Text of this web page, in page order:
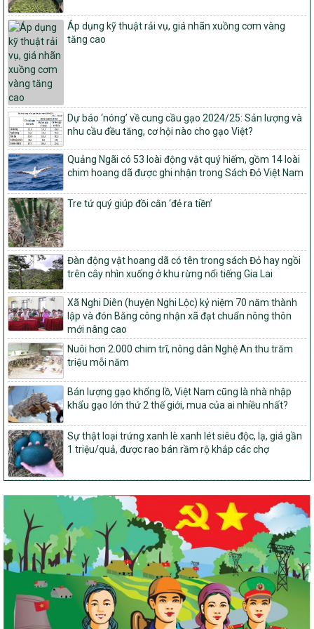
Quy định điều kiện, trình tự, thủ tục, hồ sơ xét, công nhận, công bố
và thu hồi quyết định công nhận xã đạt chuẩn nông thôn mới, xã
đạt nông thôn mới hiện đại và tỉnh, thành phố hoàn thành nhiệm
vụ xây dựng nông thôn mới giai đoạn 2026 – 2030
Quyết định số 16/2026/QĐ-TTg
Quy định nguyên tắc, tiêu chí, định mức phân bổ ngân sách trung
ương và tỉ lệ vốn đối ứng ngân sách của địa phương thực hiện
Chương trình mục tiêu quốc gia xây dựng nông thôn mới, giảm
nghèo bền vững và phát triển kinh tế – xã hội vùng đồng bào dân
tộc thiểu số và miền núi giai đoạn 2026 – 2030
1451/QĐ-UBND
Phê duyệt danh sách các xã thuộc nhóm 1, nhóm 2, nhóm 3
trong xây dựng nông thôn mới giai đoạn 2026-2030 trên địa bàn
tỉnh Nghệ An
103/PTNT-NTM
Về việc đăng ký thực hiện Dự án liên kết theo chuỗi giá trị thuộc
Dự án 2 – Chương trình Mục tiêu quốc gia Giảm nghèo bền vững
giai đoạn 2021-2025 được kéo dài sang năm 2026
827/QĐ-BNNMT
Quyết định Ban hành Kế hoạch triển khai thực hiện Chương trình
mục tiêu quốc gia xây dựng nông thôn mới, giảm nghèo bền
vững và phát triển kinh tế – xã hội vùng đồng bào dân tộc thiểu
số và miền núi giai đoạn 2026-2035, giai đoạn I: Từ năm 2026
đến năm 2030
14/2026/TT-BNNMT
Hướng dẫn thực hiện một số nội dung tiêu chí, điều kiện thuộc Bộ
tiêu chí quốc gia về nông thôn mới giai đoạn 2026 – 2030 thuộc
phạm vi quản lý nhà nước của Bộ Nông nghiệp và Môi trường
417/QĐ-BNNMT
Phê duyệt Chương trình mục tiêu quốc gia xây dựng nông thôn
mới, giảm nghèo bền vững và phát triển kinh tế – xã hội vùng
đồng bào dân tộc thiểu số và miền núi giai đoạn 2026-2035, giai
đoạn I: Từ năm 2026 đến năm 2030
Nghị quyết số 08/2026/NQ-HĐND
Quy định nguyên tắc, tiêu chí, định mức phân bổ ngân sách trung
ương thực hiện Chương trình mục tiêu quốc gia xây dựng nông
thôn mới, giảm nghèo bền vững và phát triển kinh tế – xã hội
vùng đồng bào dân tộc thiểu số và miền núi giai đoạn 2026 –
2030 trên địa bàn tỉnh Nghệ An
Chỉ Thị số 22-CT/TU
về đẩy mạnh thực hiện Chương trình mục tiêu quốc gia xây dựng
Áp dụng kỹ thuật rải vụ, giá nhãn xuồng cơm vàng
tăng cao
Dự báo ‘nóng’ về cung cầu gạo 2024/25: Sản lượng và
nhu cầu đều tăng, cơ hội nào cho gạo Việt?
Quảng Ngãi có 53 loài động vật quý hiếm, gồm 14 loài
chim hoang dã được ghi nhận trong Sách Đỏ Việt Nam
Tre tứ quý giúp đồi cằn ‘đẻ ra tiền’
Đàn động vật hoang dã có tên trong sách Đỏ hay ngồi
trên cây nhìn xuống ở khu rừng nổi tiếng Gia Lai
Xã Nghi Diên (huyện Nghi Lộc) kỷ niệm 70 năm thành
lập và đón Bằng công nhận xã đạt chuẩn nông thôn
mới nâng cao
Nuôi hơn 2.000 chim trĩ, nông dân Nghệ An thu trăm
triệu mỗi năm
Bán lượng gạo khổng lồ, Việt Nam cũng là nhà nhập
khẩu gạo lớn thứ 2 thế giới, mua của ai nhiều nhất?
Sự thật loại trứng xanh lè xanh lét siêu độc, lạ, giá gần
1 triệu/quả, được rao bán rầm rộ khắp các chợ